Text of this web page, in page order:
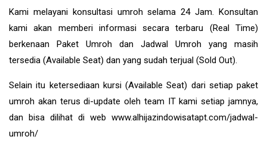
Kami melayani konsultasi umroh selama 24 Jam. Konsultan
kami akan memberi informasi secara terbaru (Real Time)
berkenaan Paket Umroh dan Jadwal Umroh yang masih
tersedia (Available Seat) dan yang sudah terjual (Sold Out).
Selain itu ketersediaan kursi (Available Seat) dari setiap paket
umroh akan terus di-update oleh team IT kami setiap jamnya,
dan bisa dilihat di web www.alhijazindowisatapt.com/jadwal-
umroh/